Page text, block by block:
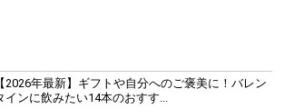
【2026年最新】ギフトや自分へのご褒美に！バレン
インに飲みたい14本のおすす...